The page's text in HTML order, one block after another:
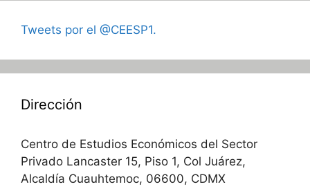
Tweets por el @CEESP1.
Dirección
Centro de Estudios Económicos del Sector
Privado Lancaster 15, Piso 1, Col Juárez,
Alcaldía Cuauhtemoc, 06600, CDMX